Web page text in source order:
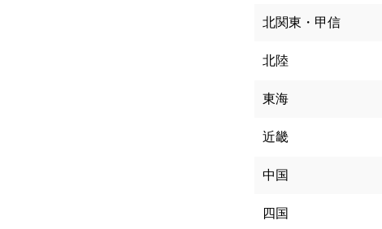
北関東・甲信
北陸
東海
近畿
中国
四国